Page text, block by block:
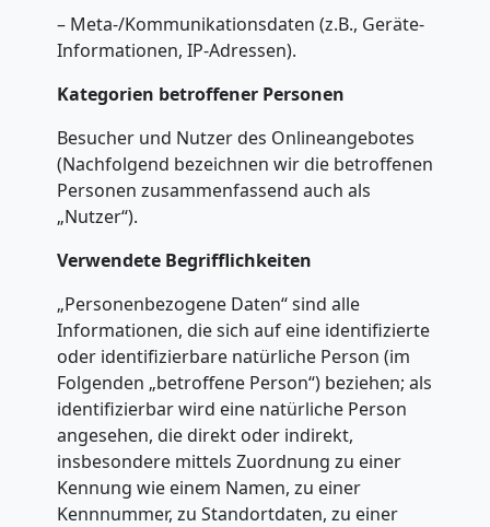
– Meta-/Kommunikationsdaten (z.B., Geräte-
Informationen, IP-Adressen).
Kategorien betroffener Personen
Besucher und Nutzer des Onlineangebotes
(Nachfolgend bezeichnen wir die betroffenen
Personen zusammenfassend auch als
„Nutzer“).
Verwendete Begrifflichkeiten
„Personenbezogene Daten“ sind alle
Informationen, die sich auf eine identifizierte
oder identifizierbare natürliche Person (im
Folgenden „betroffene Person“) beziehen; als
identifizierbar wird eine natürliche Person
angesehen, die direkt oder indirekt,
insbesondere mittels Zuordnung zu einer
Kennung wie einem Namen, zu einer
Kennnummer, zu Standortdaten, zu einer